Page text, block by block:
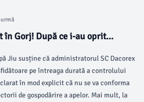
în Gorj! După ce i-au oprit
nouă amendă COLOSALĂ
Jiu susține că administratorul SC Dacorex
pe întreaga durată a controlului
în mod explicit că nu se va conforma
de gospodărire a apelor. Mai mult, la